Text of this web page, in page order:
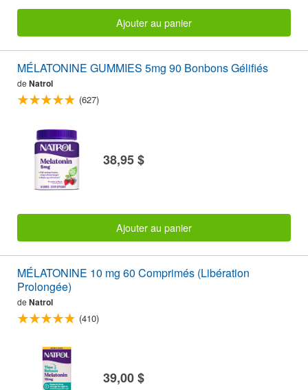
Ajouter au panier
MÉLATONINE GUMMIES 5mg 90 Bonbons Gélifiés
de Natrol
(627)
38,95 $
Ajouter au panier
MÉLATONINE 10 mg 60 Comprimés (Libération
Prolongée)
de Natrol
(410)
39,00 $